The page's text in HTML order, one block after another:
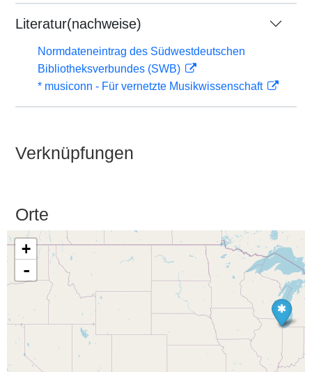
Literatur(nachweise)
Normdateneintrag des Südwestdeutschen
Bibliotheksverbundes (SWB)
* musiconn - Für vernetzte Musikwissenschaft
Verknüpfungen
Orte
+
-